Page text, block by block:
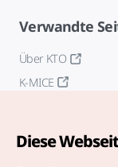
Verwandte
Über KTO
K-MICE
Diese